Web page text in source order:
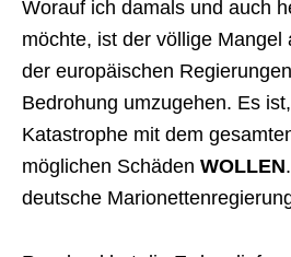
Worauf ich damals und auch
möchte, ist der völlige Mangel
der europäischen
Bedrohung umzugehen. Es
Katastrophe mit dem
möglichen Schäden WOLLEN
deutsche